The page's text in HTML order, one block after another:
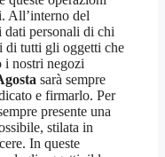
All’interno del
dati personali di chi
di tutti gli oggetti che
i nostri negozi
sarà sempre
e firmarlo. Per
presente una
stilata in
In queste